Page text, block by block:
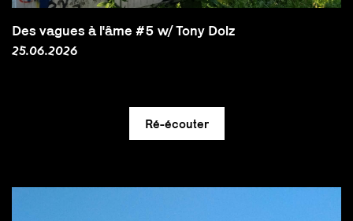
Des vagues à l'âme #5 w/ Tony Dolz
25.06.2026